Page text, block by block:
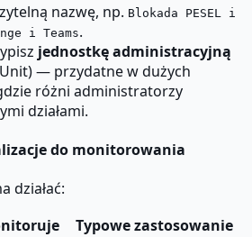
nazwę, np. Blokada PESEL i
i Teams.
jednostkę administracyjną
— przydatne w dużych
różni administratorzy
działami.
do monitorowania
działać:
Typowe zastosowanie